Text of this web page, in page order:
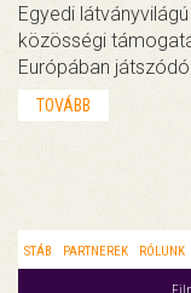
Egyedi
közösségi
Európában
TOVÁBB
STÁB PARTNEREK RÓLUNK